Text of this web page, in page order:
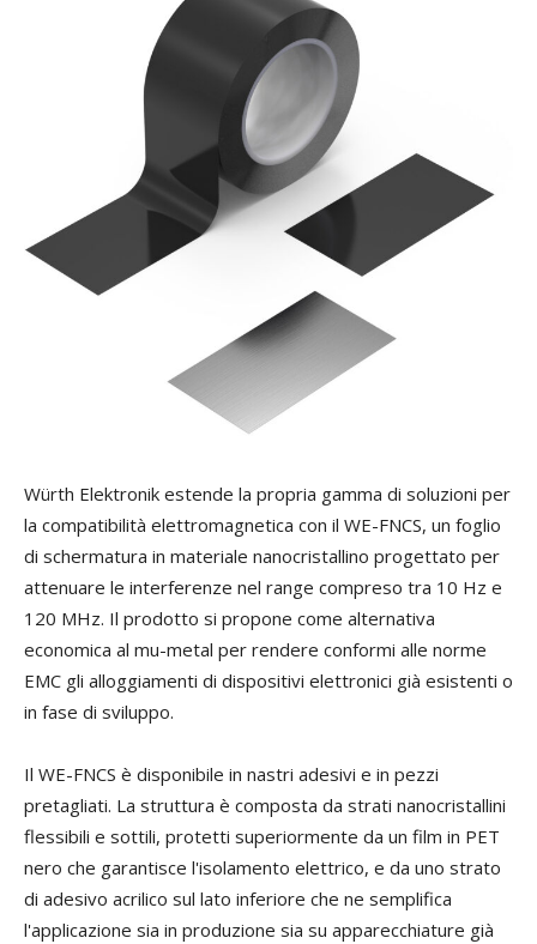
Würth Elektronik estende la propria gamma di soluzioni per
la compatibilità elettromagnetica con il WE-FNCS, un foglio
di schermatura in materiale nanocristallino progettato per
attenuare le interferenze nel range compreso tra 10 Hz e
120 MHz. Il prodotto si propone come alternativa
economica al mu-metal per rendere conformi alle norme
EMC gli alloggiamenti di dispositivi elettronici già esistenti o
in fase di sviluppo.
Il WE-FNCS è disponibile in nastri adesivi e in pezzi
pretagliati. La struttura è composta da strati nanocristallini
flessibili e sottili, protetti superiormente da un film in PET
nero che garantisce l'isolamento elettrico, e da uno strato
di adesivo acrilico sul lato inferiore che ne semplifica
l'applicazione sia in produzione sia su apparecchiature già